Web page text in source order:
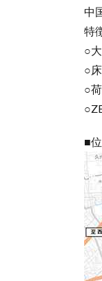
中
特
○
○
○
■